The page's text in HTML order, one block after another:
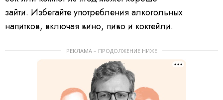
зайти. Избегайте употребления алкогольных
напитков, включая вино, пиво и коктейли.
РЕКЛАМА – ПРОДОЛЖЕНИЕ НИЖЕ